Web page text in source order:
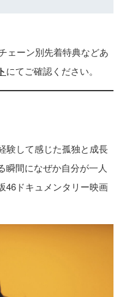
ェーン別先着特典などあ
にてご確認ください。
験して感じた孤独と成長
瞬間になぜか自分が一人
46ドキュメンタリー映画